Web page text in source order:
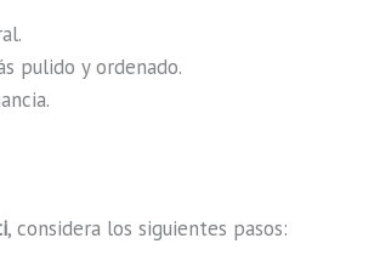
pulido y ordenado.
, considera los siguientes pasos: